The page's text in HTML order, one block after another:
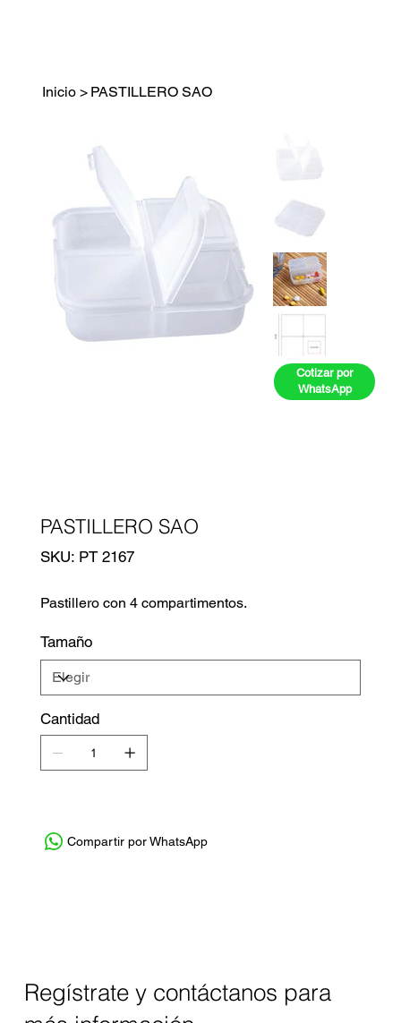
Inicio > PASTILLERO SAO
PASTILLERO SAO
SKU: SKU
PT
PT 2167
Pastillero con 4 compartimentos.
Tamaño
Cantidad
Compartir por WhatsApp
Regístrate y contáctanos para
Cotizar por
WhatsApp